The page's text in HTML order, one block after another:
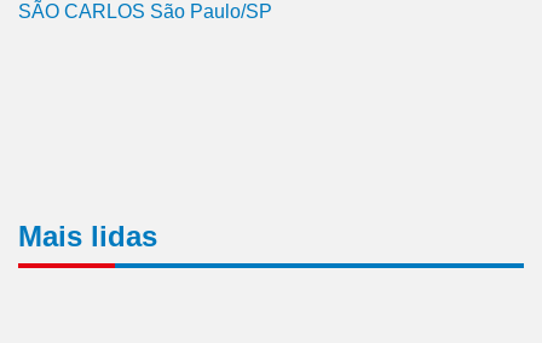
SÃO CARLOS São Paulo/SP
Mais lidas